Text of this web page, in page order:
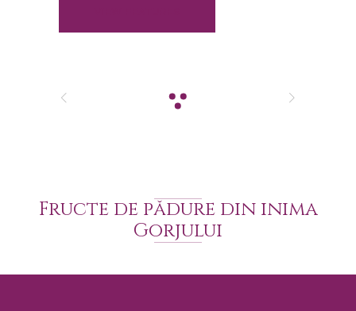
Fructe de pădure din inima
Gorjului